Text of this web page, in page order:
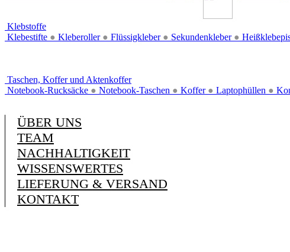
Klebstoffe
Klebestifte ● Kleberoller ● Flüssigkleber ● Sekundenkleber ●
Taschen, Koffer und Aktenkoffer
Notebook-Rucksäcke ● Notebook-Taschen ● Koffer ● Laptophüllen ●
ÜBER UNS
TEAM
NACHHALTIGKEIT
WISSENSWERTES
LIEFERUNG & VERSAND
KONTAKT